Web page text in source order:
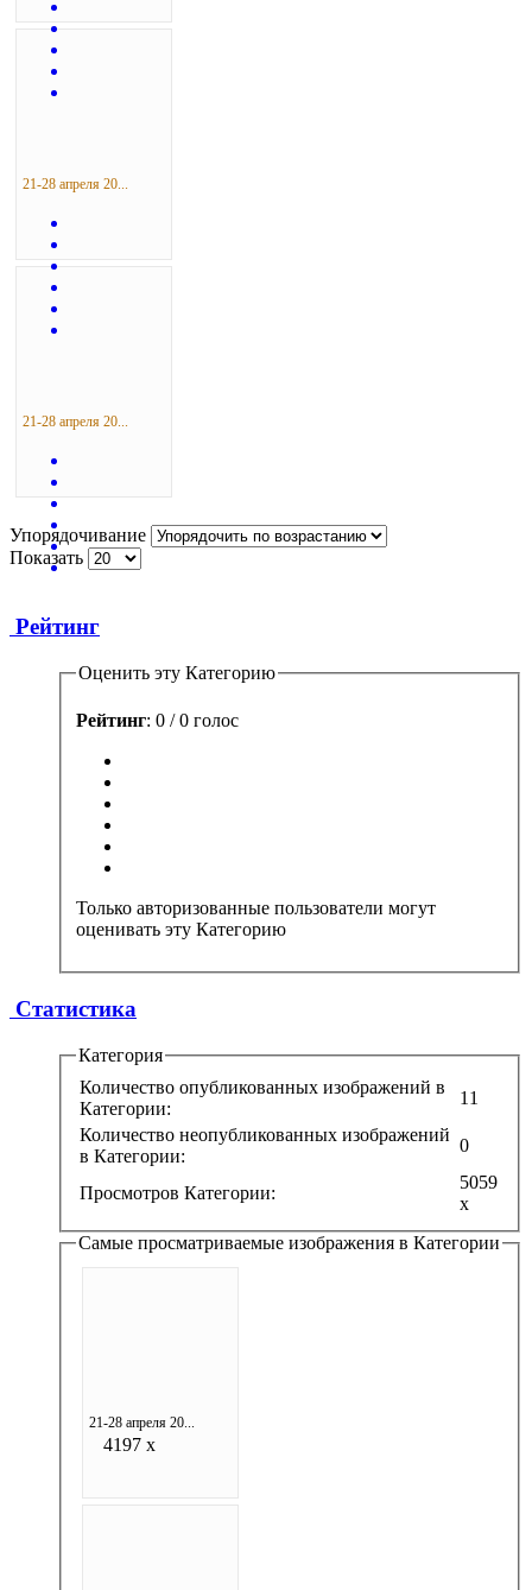
21-28 апреля 20...
21-28 апреля 20...
Упорядочивание
Показать
Рейтинг
Оценить эту Категорию
Рейтинг: 0 / 0 голос
Только авторизованные пользователи могут
оценивать эту Категорию
Статистика
Категория
Количество опубликованных изображений в
Категории:
11
Количество неопубликованных изображений
в Категории:
0
Просмотров Категории:
5059
x
Самые просматриваемые изображения в Категории
21-28 апреля 20...
4197 x